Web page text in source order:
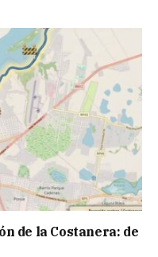
de la Costanera: de